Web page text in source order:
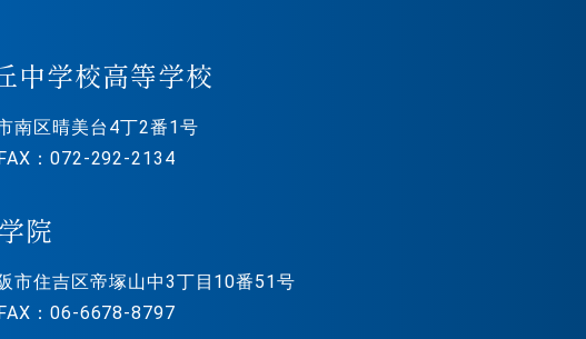
中学校高等学校
南区晴美台4丁2番1号
：072-292-2134
院
市住吉区帝塚山中3丁目10番51号
：06-6678-8797